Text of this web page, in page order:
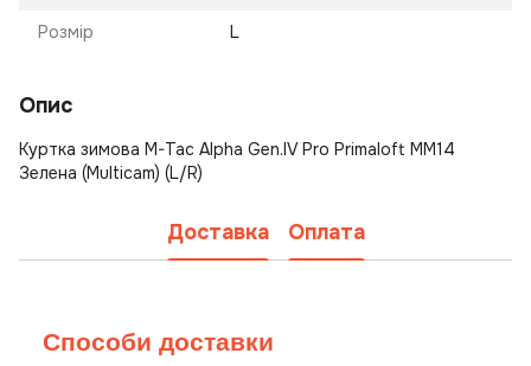
Розмір L
Опис
Куртка зимова M-Tac Alpha Gen.IV Pro Primaloft MM14
Зелена (Multicam) (L/R)
Доставка Оплата
Способи доставки